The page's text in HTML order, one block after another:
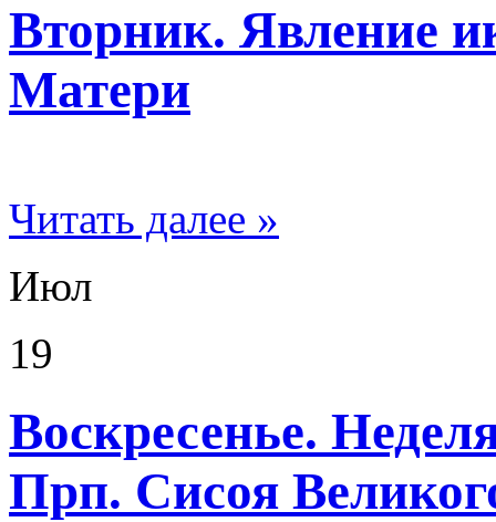
Вторник. Явление
Матери
Читать далее »
Июл
19
Воскресенье.
Прп. Сисоя